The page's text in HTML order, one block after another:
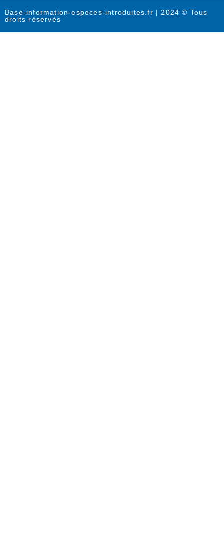
Base-information-especes-introduites.fr | 2024 © Tous
droits réservés